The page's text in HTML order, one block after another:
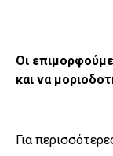
Οι
και να
Για